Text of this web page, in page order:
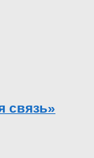
связь»